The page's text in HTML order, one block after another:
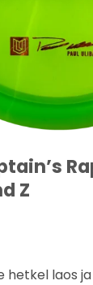
Z
hetkel laos